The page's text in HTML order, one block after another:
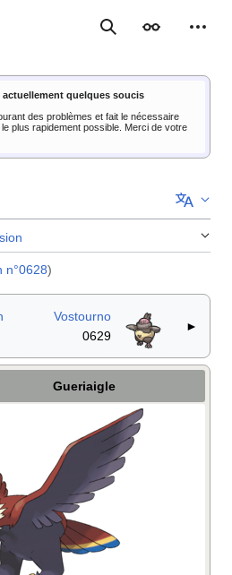
RechercherApparence
actuellement quelques soucis
des problèmes et fait le nécessaire
plus rapidement possible. Merci de votre
n°0628)
Vostourno
0629
►
Gueriaigle